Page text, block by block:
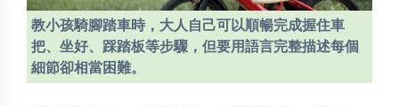
教小孩騎腳踏車時，大人自己可以順暢完成握住車
把、坐好、踩踏板等步驟，但要用語言完整描述每個
細節卻相當困難。